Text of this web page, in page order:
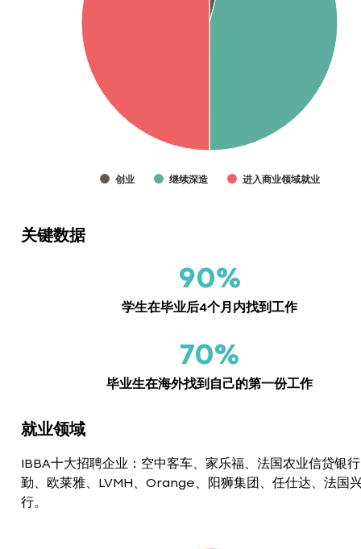
创业 继续深造 进入商业领域就业
关键数据
90%
学生在毕业后4个月内找到工作
70%
毕业生在海外找到自己的第一份工作
就业领域
IBBA十大招聘企业：空中客车、家乐福、法国农业信贷银
勤、欧莱雅、LVMH、Orange、阳狮集团、任仕达、法国
行。